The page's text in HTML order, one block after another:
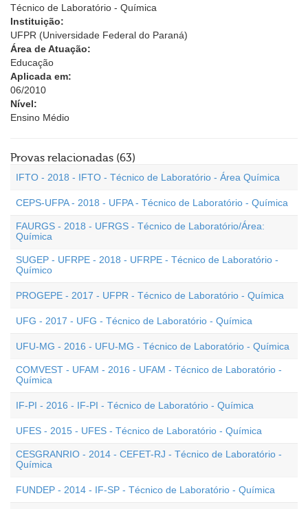
Técnico de Laboratório - Química
Instituição:
UFPR (Universidade Federal do Paraná)
Área de Atuação:
Educação
Aplicada em:
06/2010
Nível:
Ensino Médio
Provas relacionadas (63)
IFTO - 2018 - IFTO - Técnico de Laboratório - Área Química
CEPS-UFPA - 2018 - UFPA - Técnico de Laboratório - Química
FAURGS - 2018 - UFRGS - Técnico de Laboratório/Área:
Química
SUGEP - UFRPE - 2018 - UFRPE - Técnico de Laboratório -
Químico
PROGEPE - 2017 - UFPR - Técnico de Laboratório - Química
UFG - 2017 - UFG - Técnico de Laboratório - Química
UFU-MG - 2016 - UFU-MG - Técnico de Laboratório - Química
COMVEST - UFAM - 2016 - UFAM - Técnico de Laboratório -
Química
IF-PI - 2016 - IF-PI - Técnico de Laboratório - Química
UFES - 2015 - UFES - Técnico de Laboratório - Química
CESGRANRIO - 2014 - CEFET-RJ - Técnico de Laboratório -
Química
FUNDEP - 2014 - IF-SP - Técnico de Laboratório - Química